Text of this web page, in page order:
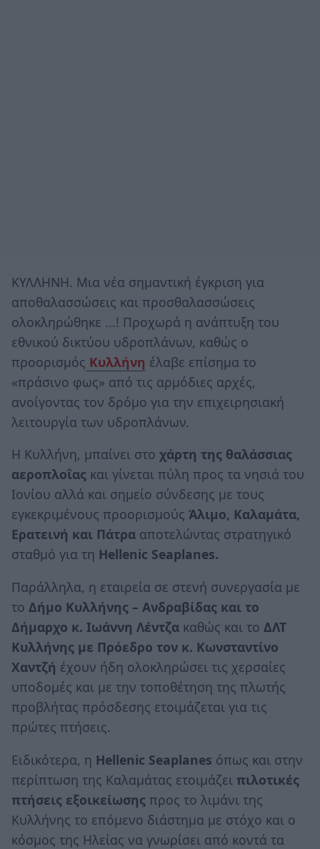
ΚΥΛΛΗΝΗ. Μια νέα σημαντική έγκριση για
αποθαλασσώσεις και προσθαλασσώσεις
ολοκληρώθηκε ...! Προχωρά η ανάπτυξη του
εθνικού δικτύου υδροπλάνων, καθώς ο
προορισμός Κυλλήνη έλαβε επίσημα το
«πράσινο φως» από τις αρμόδιες αρχές,
ανοίγοντας τον δρόμο για την επιχειρησιακή
λειτουργία των υδροπλάνων.
Η Κυλλήνη, μπαίνει στο χάρτη της θαλάσσιας
αεροπλοΐας και γίνεται πύλη προς τα νησιά του
Ιονίου αλλά και σημείο σύνδεσης με τους
εγκεκριμένους προορισμούς Άλιμο, Καλαμάτα,
Ερατεινή και Πάτρα αποτελώντας στρατηγικό
σταθμό για τη Hellenic Seaplanes.
Παράλληλα, η εταιρεία σε στενή συνεργασία με
το Δήμο Κυλλήνης – Ανδραβίδας και το
Δήμαρχο κ. Ιωάννη Λέντζα καθώς και το ΔΛΤ
Κυλλήνης με Πρόεδρο τον κ. Κωνσταντίνο
Χαντζή έχουν ήδη ολοκληρώσει τις χερσαίες
υποδομές και με την τοποθέτηση της πλωτής
προβλήτας πρόσδεσης ετοιμάζεται για τις
πρώτες πτήσεις.
Ειδικότερα, η Hellenic Seaplanes όπως και στην
περίπτωση της Καλαμάτας ετοιμάζει πιλοτικές
πτήσεις εξοικείωσης προς το λιμάνι της
Κυλλήνης το επόμενο διάστημα με στόχο και ο
κόσμος της Ηλείας να γνωρίσει από κοντά τα